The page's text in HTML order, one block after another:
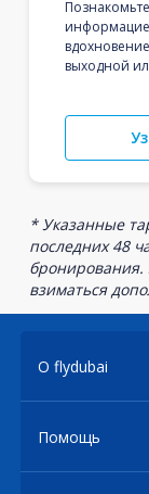
выходной
* Указанные
последних 48
бронирования.
взиматься
О flydubai
Помощь